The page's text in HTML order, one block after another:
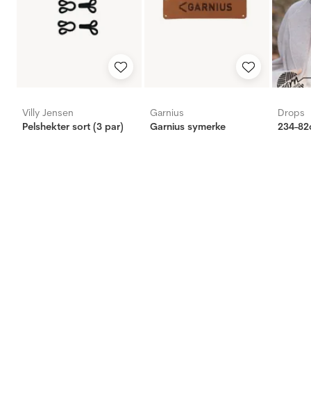
Villy Jensen
Pelshekter sort (3 par)
Garnius
Garnius symerke
Drops